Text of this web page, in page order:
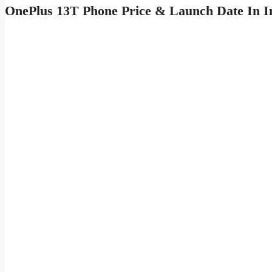
OnePlus 13T Phone Price & Launch Date In